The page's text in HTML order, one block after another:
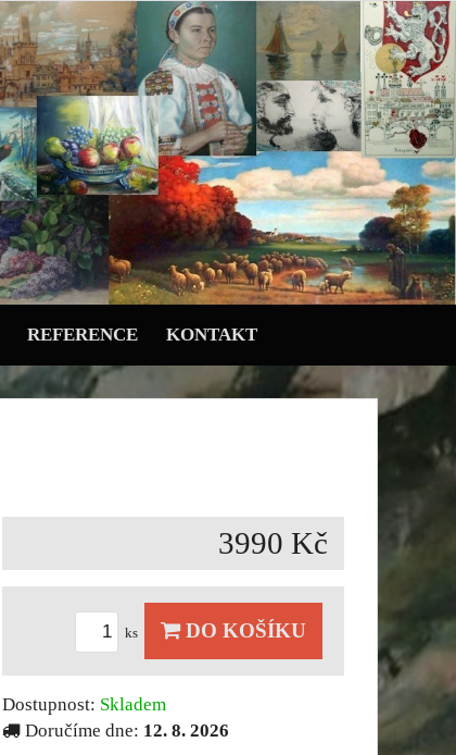
REFERENCE KONTAKT
3990 Kč
ks DO KOŠÍKU
Dostupnost: Skladem
Doručíme dne: 12. 8. 2026